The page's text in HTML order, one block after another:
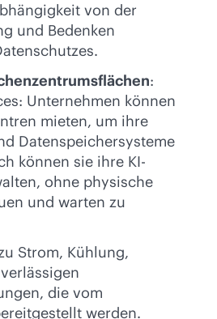
von der
und Bedenken
:
Unternehmen können
mieten, um ihre
Datenspeichersysteme
können sie ihre KI-
ohne physische
und warten zu
Strom, Kühlung,
die vom
werden.